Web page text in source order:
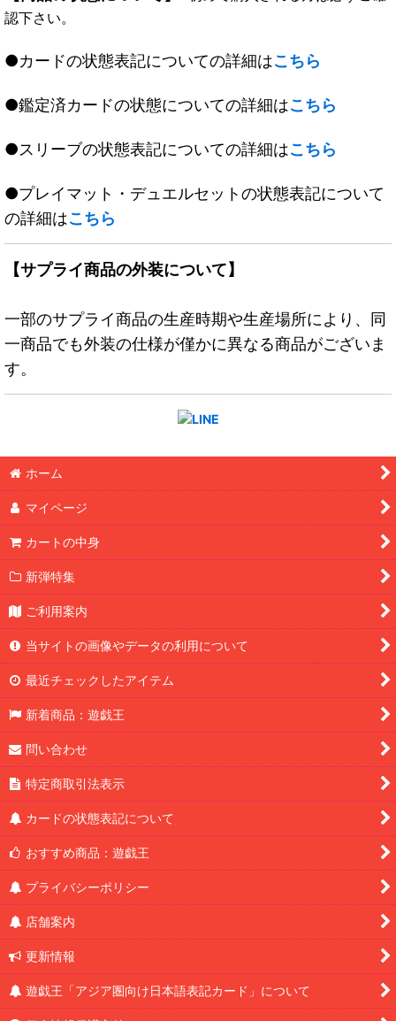
認下さい。
●カードの状態表記についての詳細はこちら
●鑑定済カードの状態についての詳細はこちら
●スリーブの状態表記についての詳細はこちら
●プレイマット・デュエルセットの状態表記について
の詳細はこちら
【サプライ商品の外装について】
一部のサプライ商品の生産時期や生産場所により、同
一商品でも外装の仕様が僅かに異なる商品がございま
す。
ホーム
マイページ
カートの中身
新弾特集
ご利用案内
当サイトの画像やデータの利用について
最近チェックしたアイテム
新着商品：遊戯王
問い合わせ
特定商取引法表示
カードの状態表記について
おすすめ商品：遊戯王
プライバシーポリシー
店舗案内
更新情報
遊戯王「アジア圏向け日本語表記カード」について